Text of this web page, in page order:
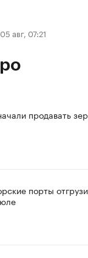
авг, 07:21
продавать
порты